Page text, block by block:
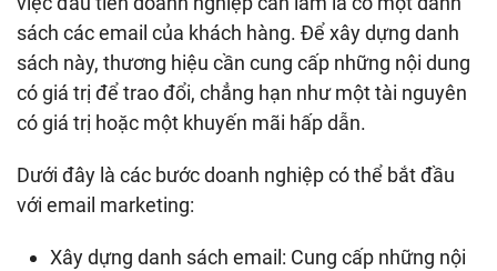
sách các email của khách hàng. Để xây dựng danh
sách này, thương hiệu cần cung cấp những nội dung
có giá trị để trao đổi, chẳng hạn như một tài nguyên
có giá trị hoặc một khuyến mãi hấp dẫn.
Dưới đây là các bước doanh nghiệp có thể bắt đầu
với email marketing:
Xây dựng danh sách email: Cung cấp những nội